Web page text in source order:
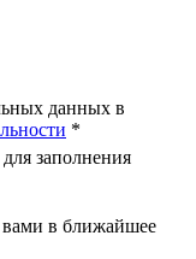
данных в
*
заполнения
в ближайшее